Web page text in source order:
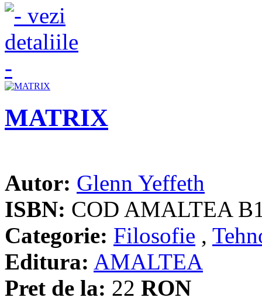
MATRIX
Autor: Glenn Yeffeth
ISBN: COD AMALTEA
Categorie: Filosofie ,
Editura: AMALTEA
Pret de la: 22 RON